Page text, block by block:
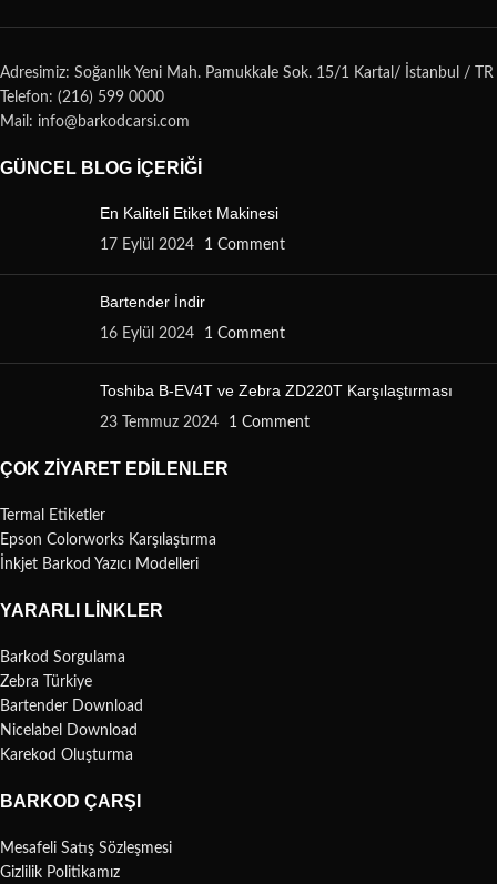
Adresimiz: Soğanlık Yeni Mah. Pamukkale Sok. 15/1 Kartal/ İstanbul / TR
Telefon: (216) 599 0000
Mail: info@barkodcarsi.com
GÜNCEL BLOG İÇERIĞI
En Kaliteli Etiket Makinesi
17 Eylül 2024 1 Comment
Bartender İndir
16 Eylül 2024 1 Comment
Toshiba B-EV4T ve Zebra ZD220T Karşılaştırması
23 Temmuz 2024 1 Comment
ÇOK ZIYARET EDILENLER
Termal Etiketler
Epson Colorworks Karşılaştırma
İnkjet Barkod Yazıcı Modelleri
YARARLI LINKLER
Barkod Sorgulama
Zebra Türkiye
Bartender Download
Nicelabel Download
Karekod Oluşturma
BARKOD ÇARŞI
Mesafeli Satış Sözleşmesi
Gizlilik Politikamız